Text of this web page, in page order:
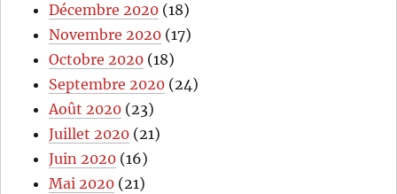
Décembre 2020 (18)
Novembre 2020 (17)
Octobre 2020 (18)
Septembre 2020 (24)
Août 2020 (23)
Juillet 2020 (21)
Juin 2020 (16)
Mai 2020 (21)